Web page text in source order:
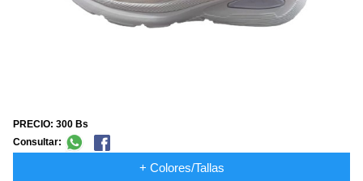
PRECIO: 300 Bs
Consultar:
+ Colores/Tallas